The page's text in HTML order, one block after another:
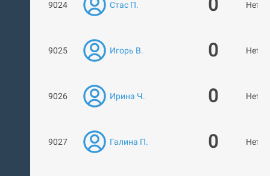
9024 Стас П. 0 Нет
9025 Игорь В. 0 Нет
9026 Ирина Ч. 0 Нет
9027 Галина П. 0 Нет